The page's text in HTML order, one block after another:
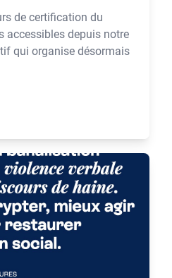
de certification du
accessibles depuis notre
qui organise désormais